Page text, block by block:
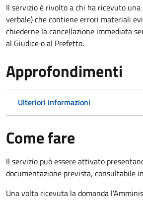
Il servizio è rivolto a chi ha ricevuto
verbale) che contiene errori materiali
chiederne la cancellazione immediata
al Giudice o al Prefetto.
Approfondimenti
Ulteriori informazioni
Come fare
Il servizio può essere attivato
documentazione prevista, consultabile
Una volta ricevuta la domanda